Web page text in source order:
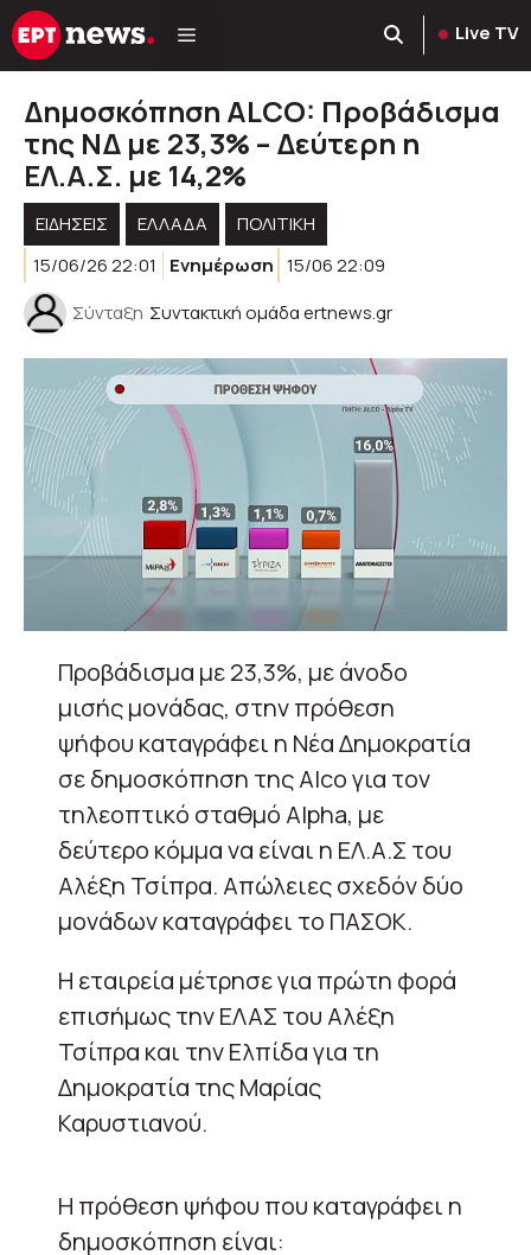
Μετάβαση
σε
Live TV
Δημοσκόπηση ALCO: Προβάδισμα
της ΝΔ με 23,3% – Δεύτερη η
ΕΛ.Α.Σ. με 14,2%
ΕΙΔΗΣΕΙΣ ΕΛΛΑΔΑ
ΠΟΛΙΤΙΚΉ
15/06/26 22:01
Ενημέρωση 15/06 22:09
Σύνταξη Συντακτική ομάδα ertnews.gr
Προβάδισμα με 23,3%, με άνοδο
μισής μονάδας, στην πρόθεση
ψήφου καταγράφει η Νέα Δημοκρατία
σε δημοσκόπηση της Alco για τον
τηλεοπτικό σταθμό Alpha, με
δεύτερο κόμμα να είναι η ΕΛ.Α.Σ του
Αλέξη Τσίπρα. Aπώλειες σχεδόν δύο
μονάδων καταγράφει το ΠΑΣΟΚ.
Η εταιρεία μέτρησε για πρώτη φορά
επισήμως την ΕΛΑΣ του Αλέξη
Τσίπρα και την Ελπίδα για τη
Δημοκρατία της Μαρίας
Καρυστιανού.
Η πρόθεση ψήφου που καταγράφει η
δημοσκόπηση είναι: